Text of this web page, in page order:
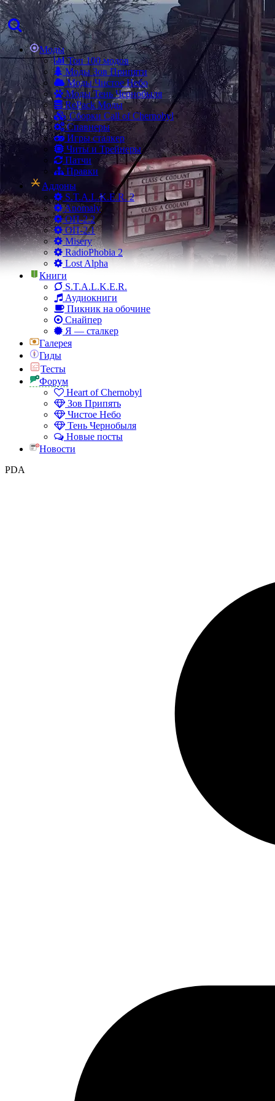
Моды
Топ 100 модов
Моды Зов Припяти
Моды Чистое Небо
Моды Тень Чернобыля
RePack Моды
Сборки Call of Chernobyl
Спавнеры
Игры сталкер
Читы и Трейнеры
Патчи
Правки
Аддоны
S.T.A.L.K.E.R. 2
Anomaly
ОП-2.2
ОП-2.1
Misery
RadioPhobia 2
Lost Alpha
Книги
S.T.A.L.K.E.R.
Аудиокниги
Пикник на обочине
Снайпер
Я — сталкер
Галерея
Гиды
Тесты
Форум
Heart of Chernobyl
Зов Припять
Чистое Небо
Тень Чернобыля
Новые посты
Новости
PDA